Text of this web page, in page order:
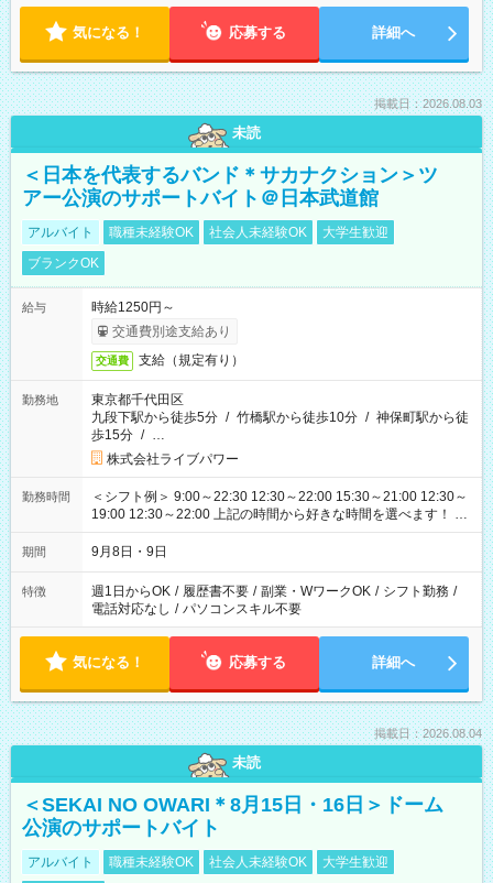
気になる！ 応募する 詳細へ
掲載日：2026.08.03
未読
＜日本を代表するバンド＊サカナクション＞ツ
アー公演のサポートバイト＠日本武道館
アルバイト 職種未経験OK 社会人未経験OK
大学生歓迎
ブランクOK
給与
時給1250円～
交通費別途支給あり
交通費 支給（規定有り）
勤務地
東京都千代田区
九段下駅から徒歩5分 / 竹橋駅から徒歩10分 / 神保町駅から徒
歩15分 / …
株式会社ライブパワー
勤務時間
＜シフト例＞ 9:00～22:30 12:30～22:00 15:30～21:00 12:30～
19:00 12:30～22:00 上記の時間から好きな時間を選べます！ ※
時間は変更となる可能性があります
期間 9月8日・9日
特徴 週1日からOK / 履歴書不要 / 副業・WワークOK / シフト勤務 /
電話対応なし / パソコンスキル不要
気になる！ 応募する 詳細へ
掲載日：2026.08.04
未読
＜SEKAI NO OWARI＊8月15日・16日＞ドーム
公演のサポートバイト
アルバイト 職種未経験OK 社会人未経験OK
大学生歓迎